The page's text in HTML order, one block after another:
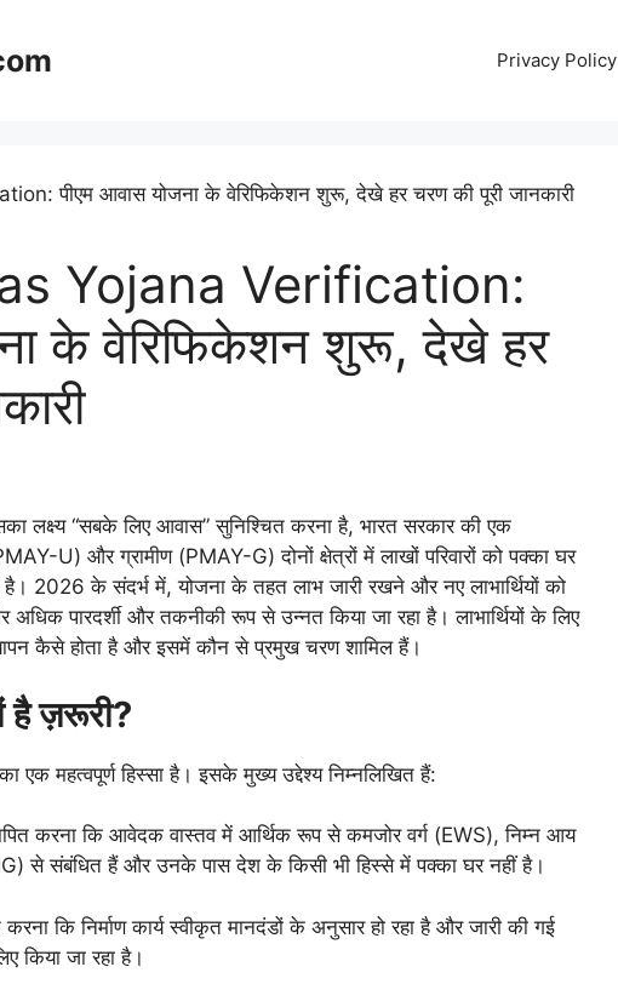
Privacy Policy
Yojana Verification:
के वेरिफिकेशन शुरू, देखे हर
लक्ष्य “सबके लिए आवास” सुनिश्चित करना है, भारत सरकार की एक
U) और ग्रामीण (PMAY-G) दोनों क्षेत्रों में लाखों परिवारों को पक्का घर
है। 2026 के संदर्भ में, योजना के तहत लाभ जारी रखने और नए लाभार्थियों को
पारदर्शी और तकनीकी रूप से उन्नत किया जा रहा है। लाभार्थियों के लिए
कैसे होता है और इसमें कौन से प्रमुख चरण शामिल हैं।
है ज़रूरी?
एक महत्वपूर्ण हिस्सा है। इसके मुख्य उद्देश्य निम्नलिखित हैं:
करना कि आवेदक वास्तव में आर्थिक रूप से कमजोर वर्ग (EWS), निम्न आय
से संबंधित हैं और उनके पास देश के किसी भी हिस्से में पक्का घर नहीं है।
कि निर्माण कार्य स्वीकृत मानदंडों के अनुसार हो रहा है और जारी की गई
किया जा रहा है।